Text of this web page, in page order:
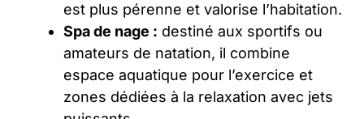
est plus pérenne et valorise l’habitation.
Spa de nage : destiné aux sportifs ou
amateurs de natation, il combine
espace aquatique pour l’exercice et
zones dédiées à la relaxation avec jets